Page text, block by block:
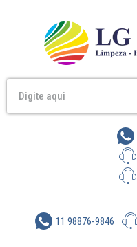
11 98876-9846